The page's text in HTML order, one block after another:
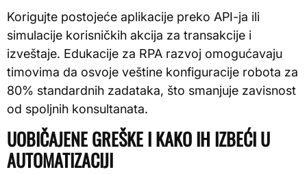
Korigujte postojeće aplikacije preko API-ja ili
simulacije korisničkih akcija za transakcije i
izveštaje. Edukacije za RPA razvoj omogućavaju
timovima da osvoje veštine konfiguracije robota za
80% standardnih zadataka, što smanjuje zavisnost
od spoljnih konsultanata.
UOBIČAJENE GREŠKE I KAKO IH IZBEĆI U
AUTOMATIZACIJI